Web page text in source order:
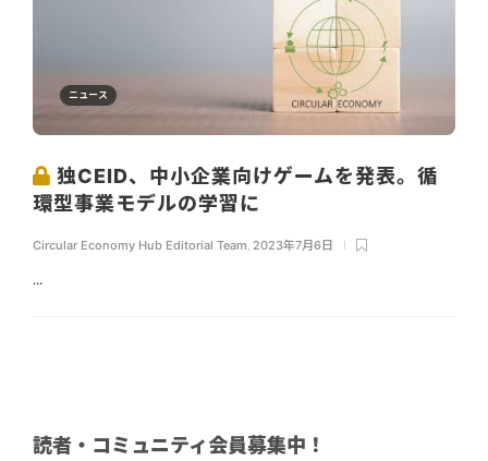
ニュース
独CEID、中小企業向けゲームを発表。循
環型事業モデルの学習に
Circular Economy Hub Editorial Team, 2023年7月6日
...
読者・コミュニティ会員募集中！